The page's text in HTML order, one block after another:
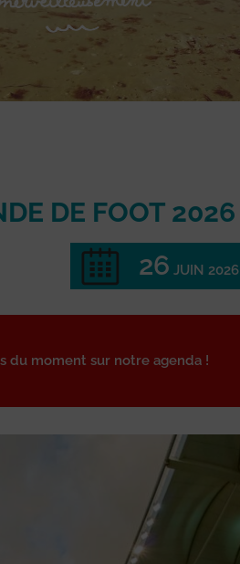
DE FOOT 2026
26 JUIN 2026
du moment sur notre agenda !